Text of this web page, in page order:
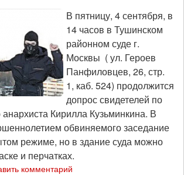
В пятницу, 4 сентября, в
14 часов в Тушинском
районном суде г.
Москвы ( ул. Героев
Панфиловцев, 26, стр.
1, каб. 524) продолжится
допрос свидетелей по
анархиста Кирилла Кузьминкина. В
обвиняемого заседание
режиме, но в здание суда можно
и перчатках.
комментарий